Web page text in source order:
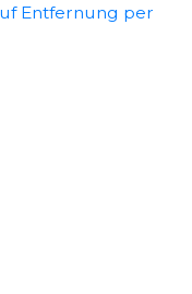
Entfernung per